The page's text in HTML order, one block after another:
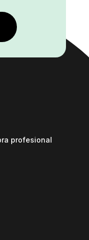
profesional